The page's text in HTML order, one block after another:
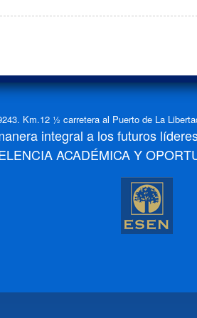
Km.12 ½ carretera al Puerto de La
integral a los futuros
ACADÉMICA Y